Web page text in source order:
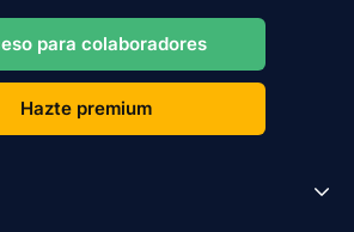
para colaboradores
Hazte premium